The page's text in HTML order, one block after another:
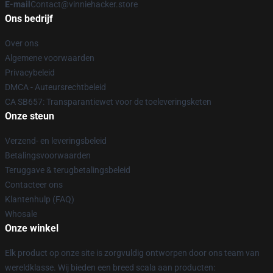
E-mail Contact@vinniehacker.store
Ons bedrijf
Over ons
Algemene voorwaarden
Privacybeleid
DMCA - Auteursrechtbeleid
CA SB657: Transparantiewet voor de toeleveringsketen
Onze steun
Verzend- en leveringsbeleid
Betalingsvoorwaarden
Teruggave & terugbetalingsbeleid
Contacteer ons
Klantenhulp (FAQ)
Whosale
Onze winkel
Elk product op onze site is zorgvuldig ontworpen door ons team van
wereldklasse. Wij bieden een breed scala aan producten: